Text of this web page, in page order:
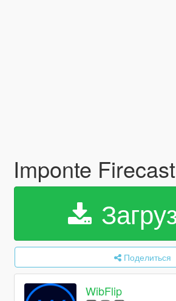
Imponte
Поделиться
WibFlip